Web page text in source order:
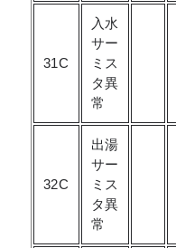
31C
入水
サー
ミス
タ異
常
32C
出湯
サー
ミス
タ異
常